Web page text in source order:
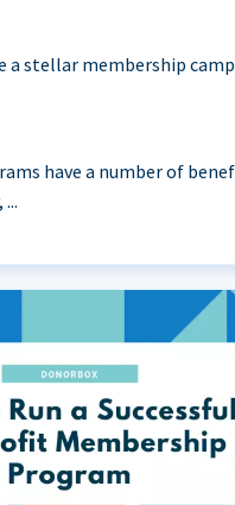
a stellar membership
have a number of